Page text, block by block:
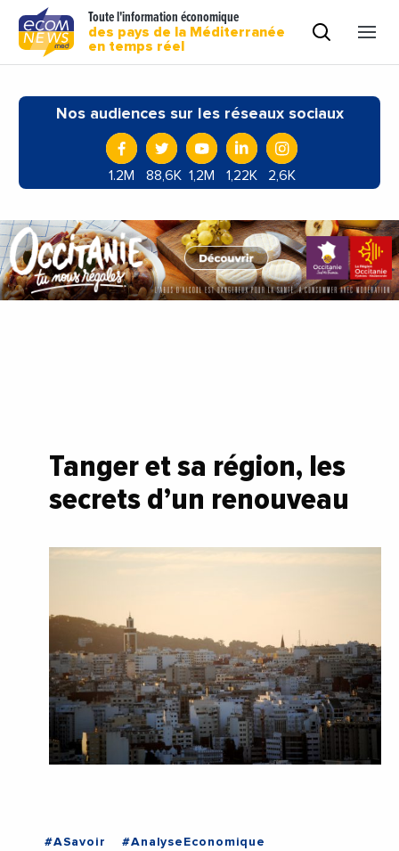
Toute l'information économique
des pays de la Méditerranée
en temps réel
Nos audiences sur les réseaux sociaux
1.2M 88,6K 1,2M 1,22K 2,6K
Tanger et sa région, les
secrets d’un renouveau
#ASavoir
#AnalyseEconomique